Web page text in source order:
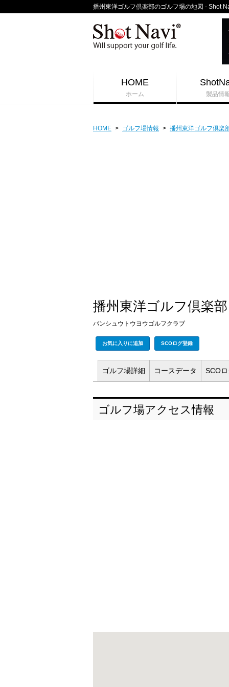
播州東洋ゴルフ倶楽部のゴルフ場の地図 - Shot
HOME
ホーム 製品情
HOME > ゴルフ場情報 > 播州東洋ゴルフ倶楽
播州東洋ゴルフ倶楽部
バンシュウトウヨウゴルフクラブ
お気に入りに追加 SCOログ登録
ゴルフ場詳細 コースデータ SCO
ゴルフ場アクセス情報